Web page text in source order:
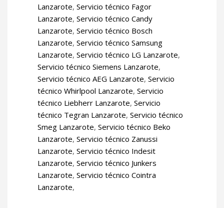
Lanzarote, Servicio técnico Fagor
Lanzarote, Servicio técnico Candy
Lanzarote, Servicio técnico Bosch
Lanzarote, Servicio técnico Samsung
Lanzarote, Servicio técnico LG Lanzarote,
Servicio técnico Siemens Lanzarote,
Servicio técnico AEG Lanzarote, Servicio
técnico Whirlpool Lanzarote, Servicio
técnico Liebherr Lanzarote, Servicio
técnico Tegran Lanzarote, Servicio técnico
Smeg Lanzarote, Servicio técnico Beko
Lanzarote, Servicio técnico Zanussi
Lanzarote, Servicio técnico Indesit
Lanzarote, Servicio técnico Junkers
Lanzarote, Servicio técnico Cointra
Lanzarote,